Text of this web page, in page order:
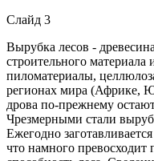
Слайд 3
Вырубка лесов -
строительного материала
пиломатериалы,
регионах мира (Африке,
дрова по-прежнему
Чрезмерными стали
Ежегодно
что намного